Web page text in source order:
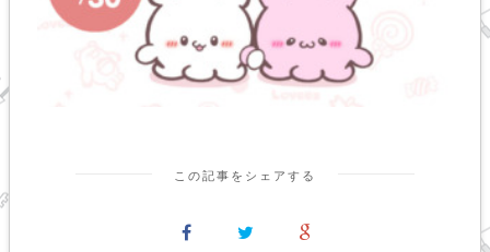
この記事をシェアする